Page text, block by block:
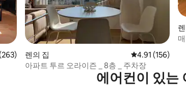
점(5점 만점), 후기 263개
렌의 집 평점 4.91점(5점
4.91 (156)
아파트 투르 오라이즌 _ 8층 _ 주차장
에어컨이 있는